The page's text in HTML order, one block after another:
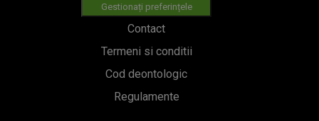
Gestionați preferințele
Contact
Termeni si conditii
Cod deontologic
Regulamente